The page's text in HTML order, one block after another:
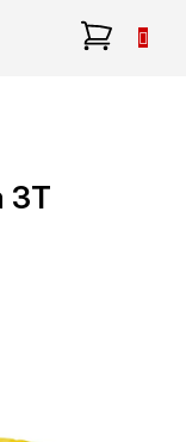
3T